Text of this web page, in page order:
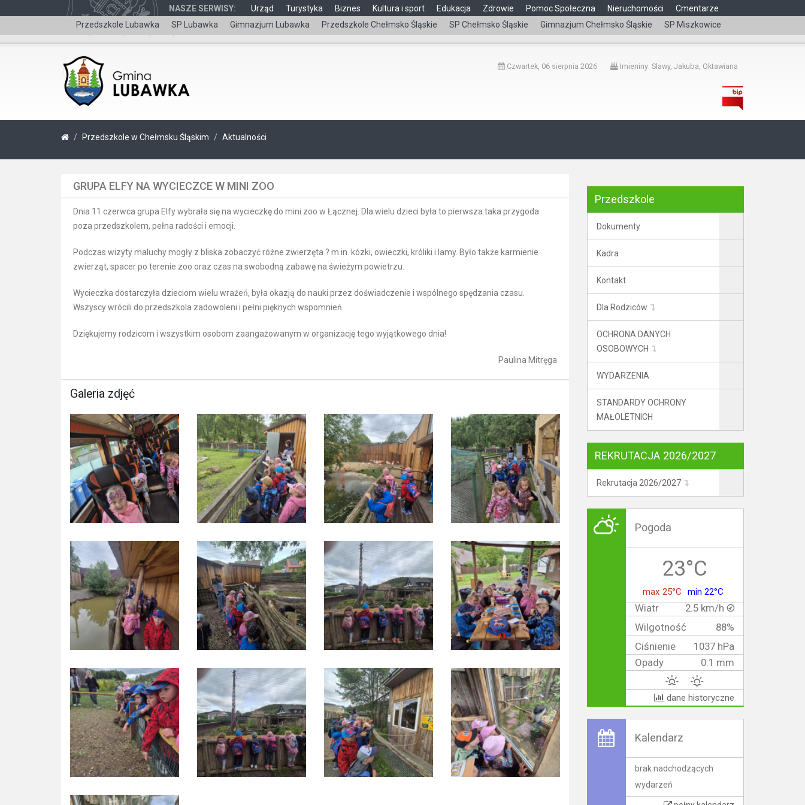
NASZE SERWISY: Urząd Turystyka Biznes Kultura i sport
Edukacja
Przedszkole Lubawka
SP Lubawka Gimnazjum Lubawka Przedszkole Chełmsko Śląskie SP Chełmsko Śląskie Gimnazjum Chełmsko Śląskie SP Miszkowice
Zdrowie Pomoc Społeczna Nieruchomości Cmentarze
Wersja dla niepełnosprawnych čeština
Czwartek, 06 sierpnia 2026 Imieniny: Slawy, Jakuba, Oktawiana
Przedszkole w Chełmsku Śląskim Aktualności
GRUPA ELFY NA WYCIECZCE W MINI ZOO
Dnia 11 czerwca grupa Elfy wybrała się na wycieczkę do mini zoo w Łącznej. Dla wielu dzieci była to pierwsza taka przygoda
poza przedszkolem, pełna radości i emocji.
Podczas wizyty maluchy mogły z bliska zobaczyć różne zwierzęta ? m.in. kózki, owieczki, króliki i lamy. Było także karmienie
zwierząt, spacer po terenie zoo oraz czas na swobodną zabawę na świeżym powietrzu.
Wycieczka dostarczyła dzieciom wielu wrażeń, była okazją do nauki przez doświadczenie i wspólnego spędzania czasu.
Wszyscy wrócili do przedszkola zadowoleni i pełni pięknych wspomnień.
Dziękujemy rodzicom i wszystkim osobom zaangażowanym w organizację tego wyjątkowego dnia!
Paulina Mitręga
Galeria zdjęć
Przedszkole
Dokumenty
Kadra
Kontakt
Dla Rodziców
OCHRONA DANYCH
OSOBOWYCH
WYDARZENIA
STANDARDY OCHRONY
MAŁOLETNICH
REKRUTACJA 2026/2027
Rekrutacja 2026/2027
Pogoda
23°C
max 25°C min 22°C
Wiatr
2.5 km/h
Wilgotność
88%
Ciśnienie
1037 hPa
Opady
0.1 mm
dane historyczne
Kalendarz
brak nadchodzących
wydarzeń